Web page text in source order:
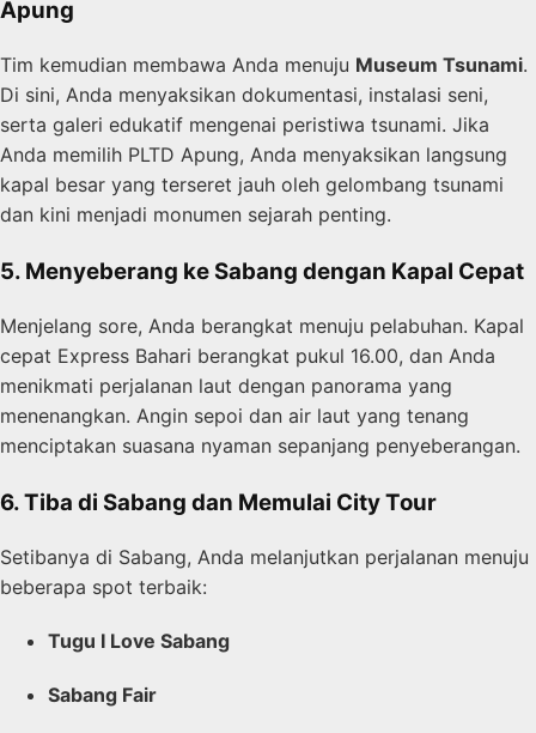
Apung
Tim kemudian membawa Anda menuju Museum Tsunami.
Di sini, Anda menyaksikan dokumentasi, instalasi seni,
serta galeri edukatif mengenai peristiwa tsunami. Jika
Anda memilih PLTD Apung, Anda menyaksikan langsung
kapal besar yang terseret jauh oleh gelombang tsunami
dan kini menjadi monumen sejarah penting.
5. Menyeberang ke Sabang dengan Kapal Cepat
Menjelang sore, Anda berangkat menuju pelabuhan. Kapal
cepat Express Bahari berangkat pukul 16.00, dan Anda
menikmati perjalanan laut dengan panorama yang
menenangkan. Angin sepoi dan air laut yang tenang
menciptakan suasana nyaman sepanjang penyeberangan.
6. Tiba di Sabang dan Memulai City Tour
Setibanya di Sabang, Anda melanjutkan perjalanan menuju
beberapa spot terbaik:
Tugu I Love Sabang
Sabang Fair